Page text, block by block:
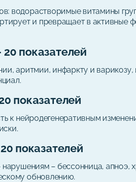
водорастворимые витамины
и превращает в активные
20 показателей
аритмии, инфаркту и
показателей
к нейродегенеративным
показателей
– бессонница, апноэ,
обновлению.